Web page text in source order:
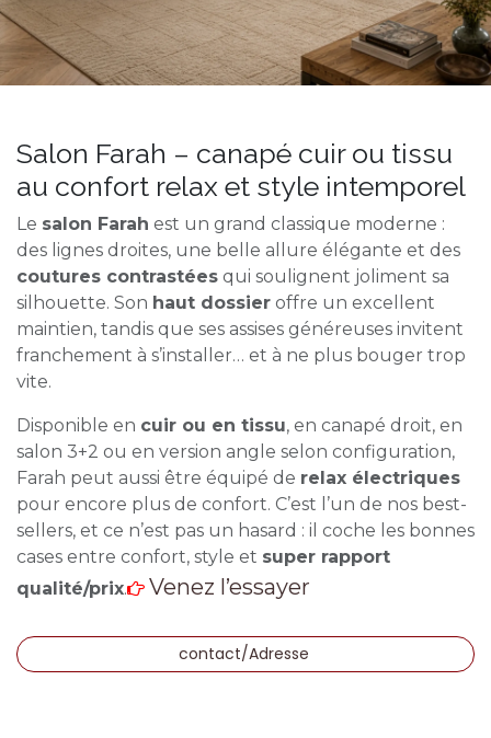
Salon Farah – canapé cuir ou tissu
au confort relax et style intemporel
Le salon Farah est un grand classique moderne :
des lignes droites, une belle allure élégante et des
coutures contrastées qui soulignent joliment sa
silhouette. Son haut dossier offre un excellent
maintien, tandis que ses assises généreuses invitent
franchement à s’installer… et à ne plus bouger trop
vite.
Disponible en cuir ou en tissu, en canapé droit, en
salon 3+2 ou en version angle selon configuration,
Farah peut aussi être équipé de relax électriques
pour encore plus de confort. C’est l’un de nos best-
sellers, et ce n’est pas un hasard : il coche les bonnes
cases entre confort, style et super rapport
qualité/prix. Venez l’essayer
contact/Adresse